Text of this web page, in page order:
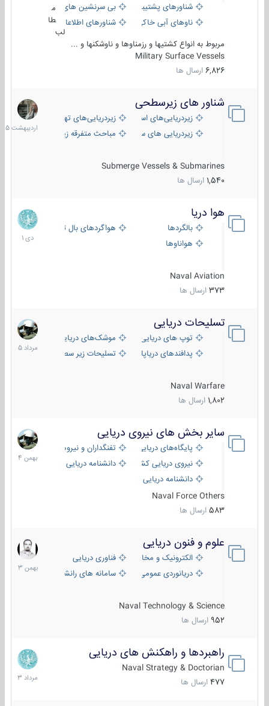
شناورهای پشتیبانی
بی سرنشین های دریایی
ناوهای آبی خاکی و نیروبرشناورهای اطلاعاتی و جاسوسی
طا
لب
مربوط به انواع کشتیها و رزمناوها و ناوشکنها و ...
Military Surface Vessels
6,826 ارسال ها
شناور های زیرسطحی
زیردریایی‌های استراتژیکزیردریایی‌های تهاجمی
زیردریایی های سبک
مباحث متفرقه زیرسطحی
Submerge Vessels & Submarines
1,540 ارسال ها
31
1405
هوا دریا
بالگردها
هواگردهای بال ثابت
هواناوها
Naval Aviation
373 ارسال ها
12
دی
1401
تسلیحات دریایی
توپ های دریایی
موشک‌های دریایی
پدافندهای دریاپایه
تسلیحات زیر سطحی
Naval Warfare
1,802 ارسال ها
2
مرداد
1405
سایر بخش های نیروی دریایی
پایگاه‌های دریایی
تفنگداران و نیروهای ویژه‌ی دریایی
نیروی دریایی کشورهای مختلفدانشنامه دریایی
دانشنامه دریایی کپی
Naval Force Others
583 ارسال ها
22
بهمن
1404
علوم و فنون دریایی
الکترونیک و مخابرات دریاییفناوری دریایی
دریانوردی عمومی
سامانه های رانشی دریایی
Naval Technology & Science
952 ارسال ها
6
بهمن
1403
راهبردها و راهکنش های دریایی
Naval Strategy & Doctorian
477 ارسال ها
2
مرداد
1403